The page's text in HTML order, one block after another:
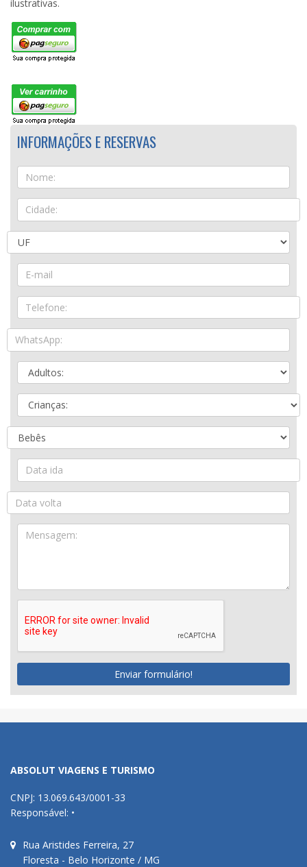
ilustrativas.
INFORMAÇÕES E RESERVAS
Enviar formulário!
ABSOLUT VIAGENS E TURISMO
CNPJ: 13.069.643/0001-33
Responsável: •
Rua Aristides Ferreira, 27
Floresta - Belo Horizonte / MG